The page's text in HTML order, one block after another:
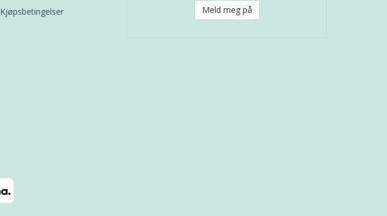
Kjøpsbetingelser
Meld meg på